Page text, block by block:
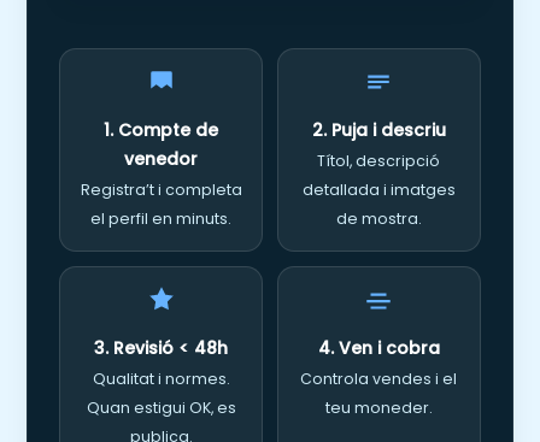
1. Compte de
venedor
Registra’t i completa
el perfil en minuts.
2. Puja i descriu
Títol, descripció
detallada i imatges
de mostra.
3. Revisió < 48h
Qualitat i normes.
Quan estigui OK, es
publica.
4. Ven i cobra
Controla vendes i el
teu moneder.